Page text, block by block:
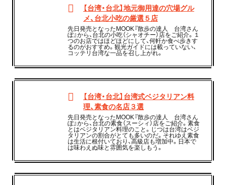
【台湾・台北】地元御用達の穴場グル
メ、台北小吃の厳選５店
先日発売となったMOOK『散歩の達人 台湾さん
ぽ』から、台北の小吃（シャオチー）店をご紹介。１
つのお店ではほどほどにして、何軒か食べ歩きす
るのがおすすめ。観光ガイドには載っていない、
コッテリ台湾な一品を召し上がれ。
【台湾・台北】台湾式ベジタリアン料
理、素食の名店３選
先日発売となったMOOK『散歩の達人 台湾さん
ぽ』から、台北の素食（スーシィ）店をご紹介。素食
とはベジタリアン料理のこと。じつは台湾はベジ
タリアンの割合がとても多いのだ。それゆえ素食
は生活に根付いており、高級店も増加中。日本で
は味わえぬ味と雰囲気を楽しもう。